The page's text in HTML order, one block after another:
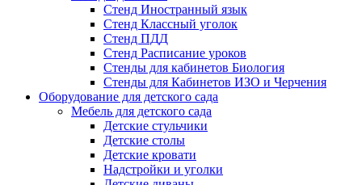
Стенд Иностранный язык
Стенд Классный уголок
Стенд ПДД
Стенд Расписание уроков
Стенды для кабинетов Биология
Стенды для Кабинетов ИЗО и Черчения
Оборудование для детского сада
Мебель для детского сада
Детские стульчики
Детские столы
Детские кровати
Надстройки и уголки